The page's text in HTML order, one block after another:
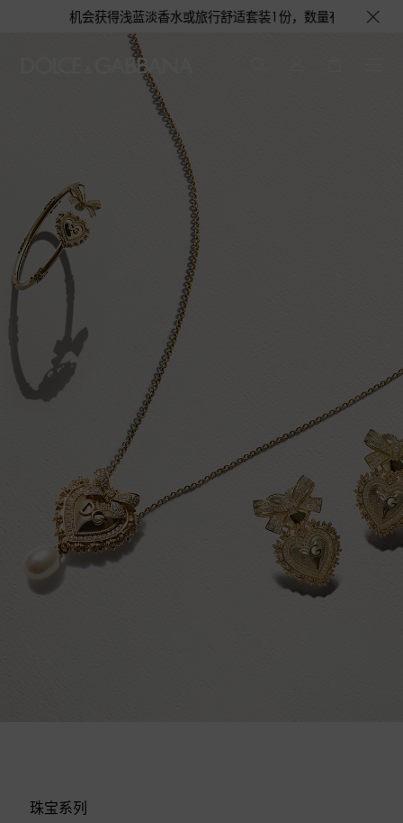
水或旅行舒适套装1份，数量有限，赠完即止。即刻选购，尊享
珠宝系列